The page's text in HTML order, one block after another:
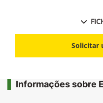
Solicitar
Informações sobre